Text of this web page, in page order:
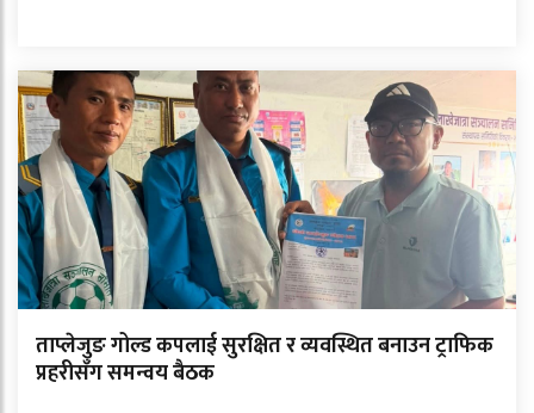
ताप्लेजुङ गोल्ड कपलाई सुरक्षित र व्यवस्थित बनाउन ट्राफिक
प्रहरीसँग समन्वय बैठक